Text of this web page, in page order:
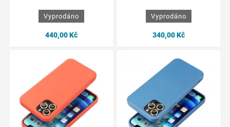
Vyprodáno
440,00 Kč
Vyprodáno
340,00 Kč